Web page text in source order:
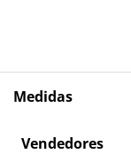
Medidas
Vendedores